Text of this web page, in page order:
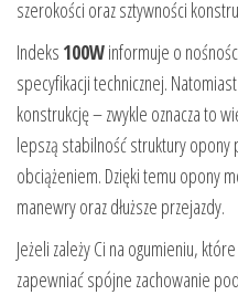
szerokości oraz sztywności
Indeks 100Winformuje o
specyfikacji technicznej.
konstrukcję – zwykle oznacza to
lepszą stabilność struktury opony
obciążeniem. Dzięki temu opony
manewry oraz dłuższe przejazdy.
Jeżeli zależy Ci na ogumieniu,
zapewniać spójne zachowanie